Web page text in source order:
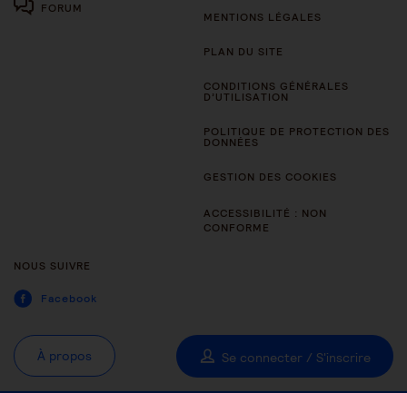
FORUM
MENTIONS LÉGALES
PLAN DU SITE
CONDITIONS GÉNÉRALES
D’UTILISATION
POLITIQUE DE PROTECTION DES
DONNÉES
GESTION DES COOKIES
ACCESSIBILITÉ : NON
CONFORME
NOUS SUIVRE
Facebook
À propos Se connecter / S'inscrire